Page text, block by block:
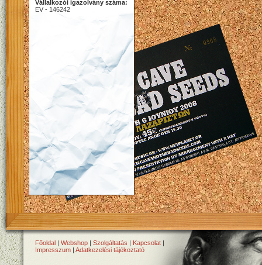
Vállalkozói igazolvány száma:
EV - 146242
Főoldal | Webshop | Szolgáltatás | Kapcsolat |
Impresszum | Adatkezelési tájékoztató